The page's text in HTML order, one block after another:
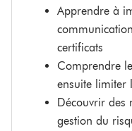
Apprendre à
certificats
Comprendre
ensuite limiter
Découvrir des
gestion du